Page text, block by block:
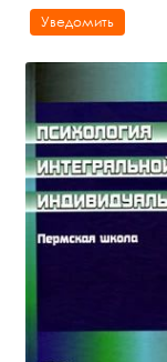
Уведомить